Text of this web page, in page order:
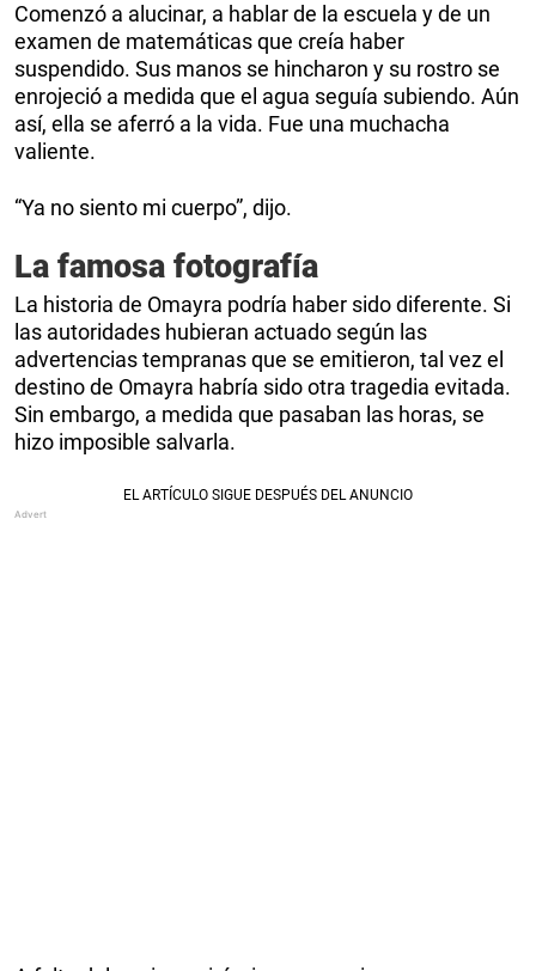
Comenzó a alucinar, a hablar de la escuela y de un
examen de matemáticas que creía haber
suspendido. Sus manos se hincharon y su rostro se
enrojeció a medida que el agua seguía subiendo. Aún
así, ella se aferró a la vida. Fue una muchacha
valiente.
“Ya no siento mi cuerpo”, dijo.
La famosa fotografía
La historia de Omayra podría haber sido diferente. Si
las autoridades hubieran actuado según las
advertencias tempranas que se emitieron, tal vez el
destino de Omayra habría sido otra tragedia evitada.
Sin embargo, a medida que pasaban las horas, se
hizo imposible salvarla.